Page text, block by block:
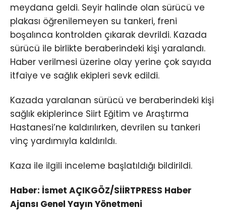
meydana geldi. Seyir halinde olan sürücü ve
plakası öğrenilemeyen su tankeri, freni
boşalınca kontrolden çıkarak devrildi. Kazada
sürücü ile birlikte beraberindeki kişi yaralandı.
Haber verilmesi üzerine olay yerine çok sayıda
itfaiye ve sağlık ekipleri sevk edildi.
Kazada yaralanan sürücü ve beraberindeki kişi
sağlık ekiplerince Siirt Eğitim ve Araştırma
Hastanesi’ne kaldırılırken, devrilen su tankeri
vinç yardımıyla kaldırıldı.
Kaza ile ilgili inceleme başlatıldığı bildirildi.
Haber: İsmet AÇIKGÖZ/SİİRTPRESS Haber
Ajansı Genel Yayın Yönetmeni